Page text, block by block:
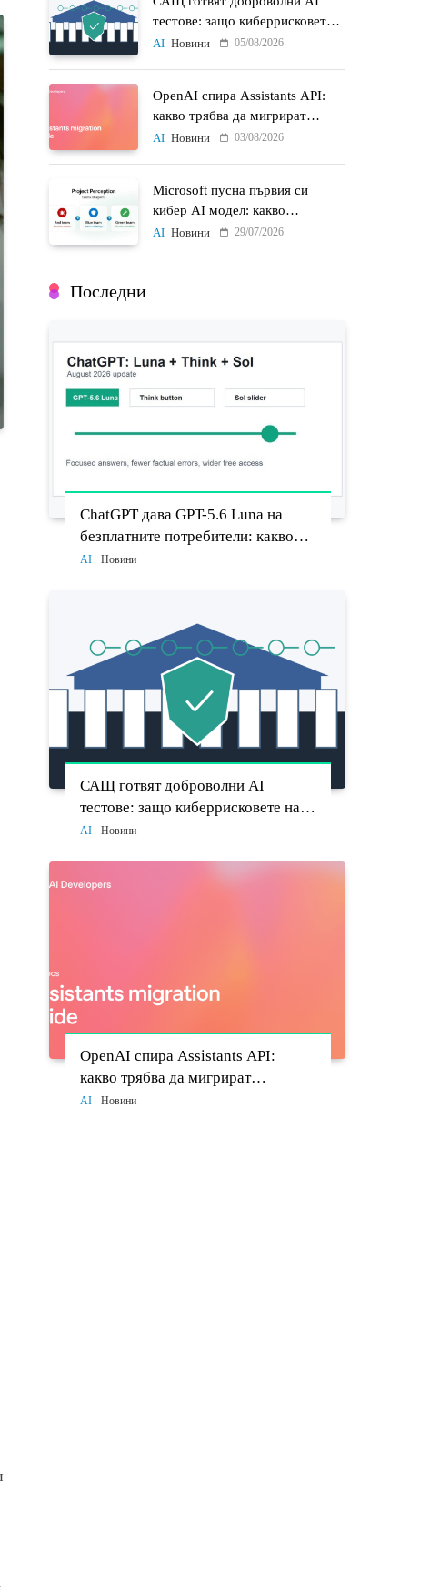
тестове: защо киберрисковете
на моделите стават
AI Новини 05/08/2026
OpenAI спира Assistants API:
какво трябва да мигрират
разработчиците до 26 август
AI Новини 03/08/2026
Microsoft пусна първия си
кибер AI модел: какво
променят MAI-Cyber-1-Flash и
AI Новини 29/07/2026
Последни
ChatGPT дава GPT-5.6 Luna на
безплатните потребители: какво
променят Think бутонът и новият
AI Новини
САЩ готвят доброволни AI
тестове: защо киберрисковете на
моделите стават политически
AI Новини
OpenAI спира Assistants API:
какво трябва да мигрират
разработчиците до 26 август
AI Новини